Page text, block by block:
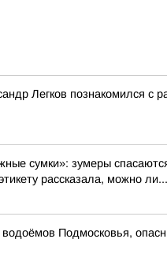
Легков познакомился с
сумки»: зумеры
рассказала, можно ли...
Подмосковья,